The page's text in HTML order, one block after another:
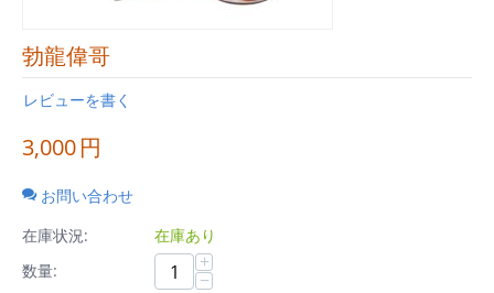
勃龍偉哥
レビューを書く
3,000円
お問い合わせ
在庫状況:
在庫あり
数量:
+
−